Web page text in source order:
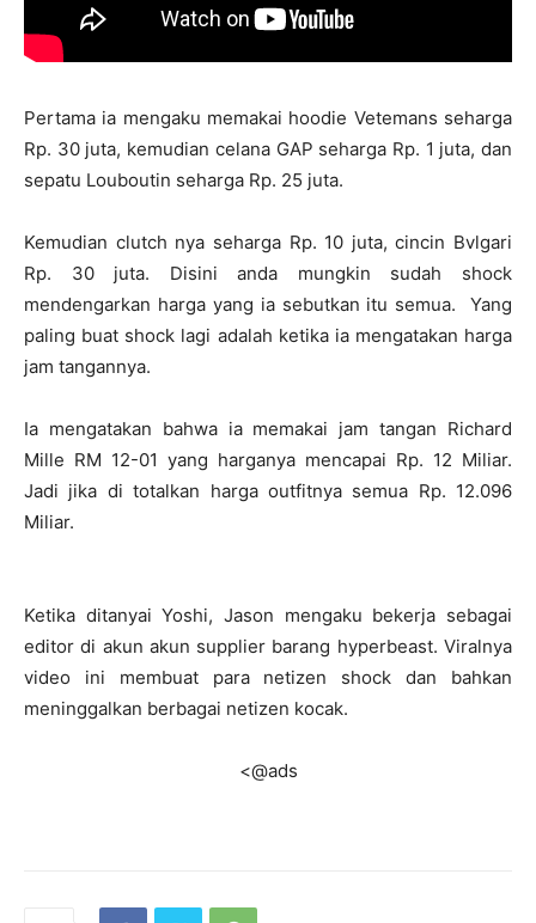
Pertama ia mengaku memakai hoodie Vetemans seharga
Rp. 30 juta, kemudian celana GAP seharga Rp. 1 juta, dan
sepatu Louboutin seharga Rp. 25 juta.
Kemudian clutch nya seharga Rp. 10 juta, cincin Bvlgari
Rp. 30 juta. Disini anda mungkin sudah shock
mendengarkan harga yang ia sebutkan itu semua. Yang
paling buat shock lagi adalah ketika ia mengatakan harga
jam tangannya.
Ia mengatakan bahwa ia memakai jam tangan Richard
Mille RM 12-01 yang harganya mencapai Rp. 12 Miliar.
Jadi jika di totalkan harga outfitnya semua Rp. 12.096
Miliar.
Ketika ditanyai Yoshi, Jason mengaku bekerja sebagai
editor di akun akun supplier barang hyperbeast. Viralnya
video ini membuat para netizen shock dan bahkan
meninggalkan berbagai netizen kocak.
<@ads